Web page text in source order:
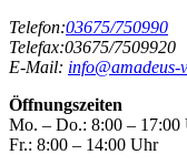
Telefon:03675/750990
Telefax:03675/7509920
E-Mail: info@amadeus-
Öffnungszeiten
Mo. – Do.: 8:00 – 17:00
Fr.: 8:00 – 14:00 Uhr